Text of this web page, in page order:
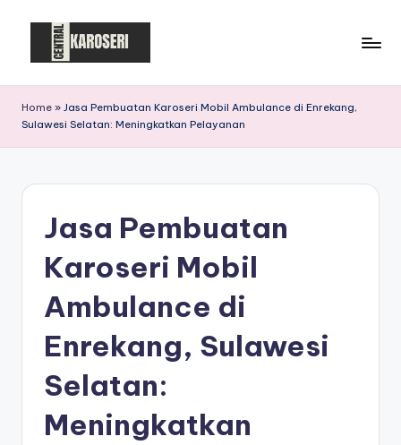
e
n
K
Home » Jasa Pembuatan Karoseri Mobil Ambulance di Enrekang,
Sulawesi Selatan: Meningkatkan Pelayanan
Jasa Pembuatan
Karoseri Mobil
Ambulance di
Enrekang, Sulawesi
Selatan:
Meningkatkan